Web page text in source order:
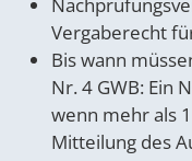
Vergaberecht
Bis wann
Nr. 4 GWB: Ein
wenn mehr als
Mitteilung des